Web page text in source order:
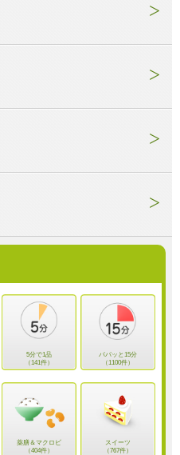
5分で1品
（141件）
パパッと15分
（1100件）
薬膳＆マクロビ
（404件）
スイーツ
（767件）